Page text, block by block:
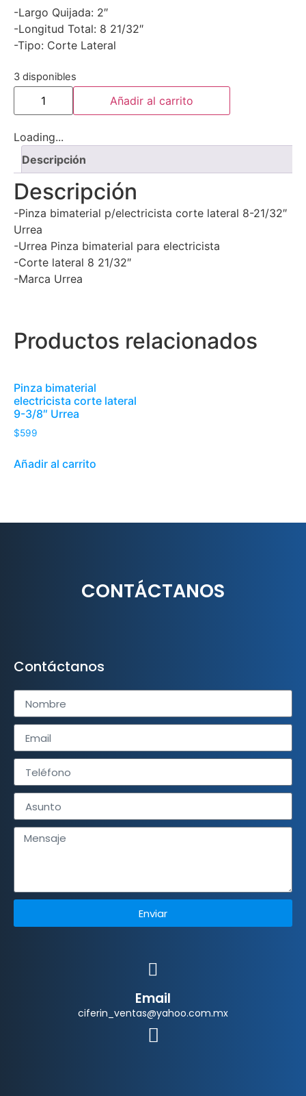
-Largo Quijada: 2″
-Longitud Total: 8 21/32″
-Tipo: Corte Lateral
3 disponibles
Añadir al carrito
Loading...
Descripción
Descripción
-Pinza bimaterial p/electricista corte lateral 8-21/32″
Urrea
-Urrea Pinza bimaterial para electricista
-Corte lateral 8 21/32″
-Marca Urrea
Productos relacionados
Pinza bimaterial
electricista corte lateral
9-3/8″ Urrea
$599
Añadir al carrito
CONTÁCTANOS
Contáctanos
Enviar
Email
ciferin_ventas@yahoo.com.mx